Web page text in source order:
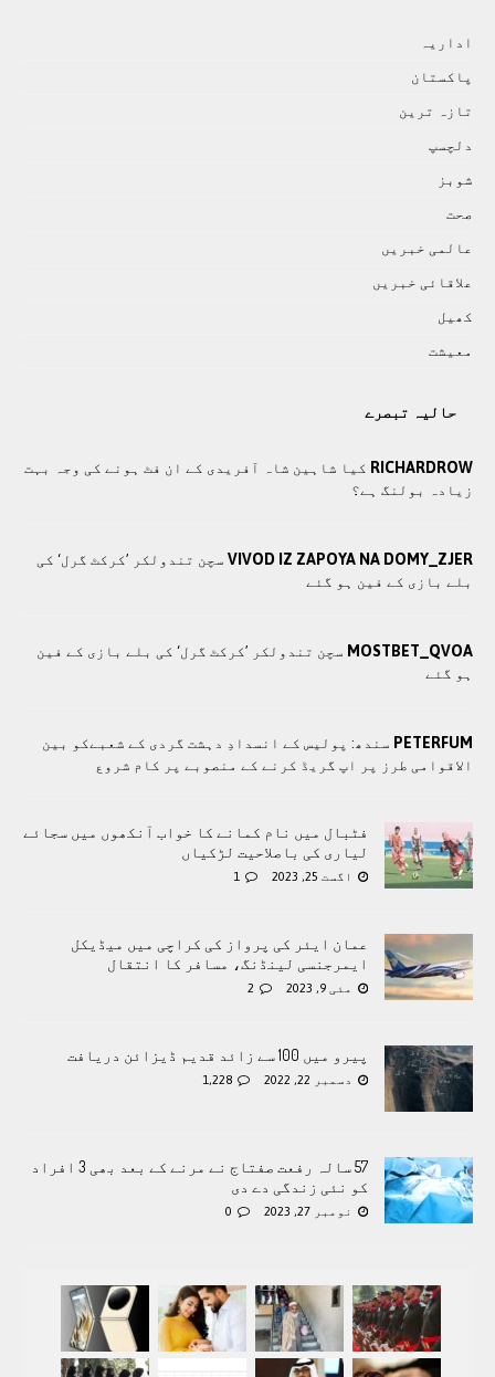
اداريہ
پاکستان
تازہ ترين
دلچسپ
شوبز
صحت
عالمی خبريں
علاقائی خبريں
کھيل
معيشت
حالیہ تبصرے
RICHARDROW کیا شاہین شاہ آفریدی کے ان فٹ ہونے کی وجہ بہت
زیادہ بولنگ ہے؟
VIVOD IZ ZAPOYA NA DOMY_ZJER سچن تندولکر ’کرکٹ گرل‘ کی
بلے بازی کے فین ہو گئے
MOSTBET_QVOA سچن تندولکر ’کرکٹ گرل‘ کی بلے بازی کے فین
ہو گئے
PETERFUM سندھ: پوليس کے انسدادِ دہشت گردی کے شعبےکو بین
الاقوامی طرز پر اپ گریڈ کرنے کے منصوبے پر کام شروع
فٹبال میں نام کمانے کا خواب آنکھوں میں سجائے
لیاری کی باصلاحیت لڑکیاں
اگست 25, 2023 1
عمان ایئر کی پرواز کی کراچی میں میڈیکل
ایمرجنسی لینڈنگ، مسافر کا انتقال
مئی 9, 2023 2
پیرو میں 100 سے زائد قدیم ڈیزائن دریافت
دسمبر 22, 2022 1,228
57 سالہ رفعت صفتاج نے مرنے کے بعد بھی 3 افراد
کو نئی زندگی دے دی
نومبر 27, 2023 0